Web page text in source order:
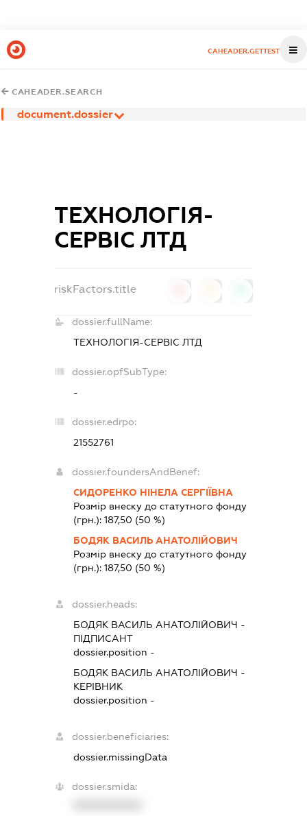
CAHEADER.GETTEST
CAHEADER.SEARCH
document.dossier
ТЕХНОЛОГІЯ-
СЕРВІС ЛТД
riskFactors.title
dossier.fullName:
ТЕХНОЛОГІЯ-СЕРВІС ЛТД
dossier.opfSubType:
-
dossier.edrpo:
21552761
dossier.foundersAndBenef:
СИДОРЕНКО НІНЕЛА СЕРГІЇВНА
Розмір внеску до статутного фонду
(грн.): 187,50 (50 %)
БОДЯК ВАСИЛЬ АНАТОЛІЙОВИЧ
Розмір внеску до статутного фонду
(грн.): 187,50 (50 %)
dossier.heads:
БОДЯК ВАСИЛЬ АНАТОЛІЙОВИЧ -
ПІДПИСАНТ
dossier.position -
БОДЯК ВАСИЛЬ АНАТОЛІЙОВИЧ -
КЕРІВНИК
dossier.position -
dossier.beneficiaries:
dossier.missingData
dossier.smida: